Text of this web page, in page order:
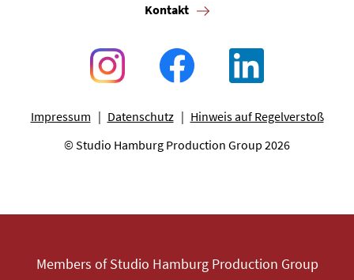
Kontakt
Impressum Datenschutz
Hinweis auf Regelverstoß
© Studio Hamburg Production Group 2026
Members of Studio Hamburg Production Group